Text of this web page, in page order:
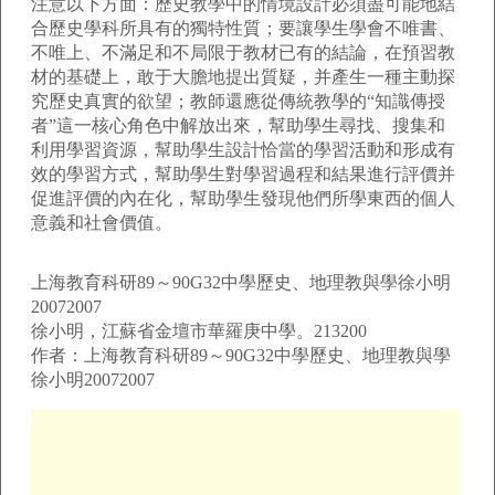
注意以下方面：歷史教學中的情境設計必須盡可能地結
合歷史學科所具有的獨特性質；要讓學生學會不唯書、
不唯上、不滿足和不局限于教材已有的結論，在預習教
材的基礎上，敢于大膽地提出質疑，并產生一種主動探
究歷史真實的欲望；教師還應從傳統教學的“知識傳授
者”這一核心角色中解放出來，幫助學生尋找、搜集和
利用學習資源，幫助學生設計恰當的學習活動和形成有
效的學習方式，幫助學生對學習過程和結果進行評價并
促進評價的內在化，幫助學生發現他們所學東西的個人
意義和社會價值。
上海教育科研89～90G32中學歷史、地理教與學徐小明
20072007
徐小明，江蘇省金壇市華羅庚中學。213200
作者：上海教育科研89～90G32中學歷史、地理教與學
徐小明20072007